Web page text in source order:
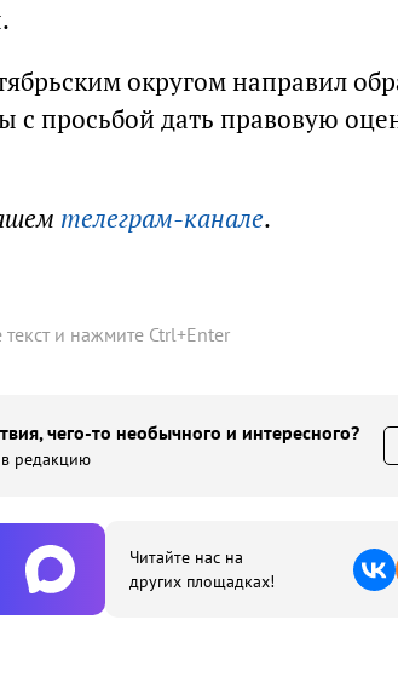
округом направил
с просьбой дать правовую
телеграм-канале.
и нажмите Ctrl+Enter
чего-то необычного и интересного?
редакцию
Читайте нас на
других площадках!